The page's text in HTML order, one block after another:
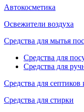
Автокосметика
Освежители воздуха
Средства для мытья
Средства для
Средства для
Средства для
Средства для стирки